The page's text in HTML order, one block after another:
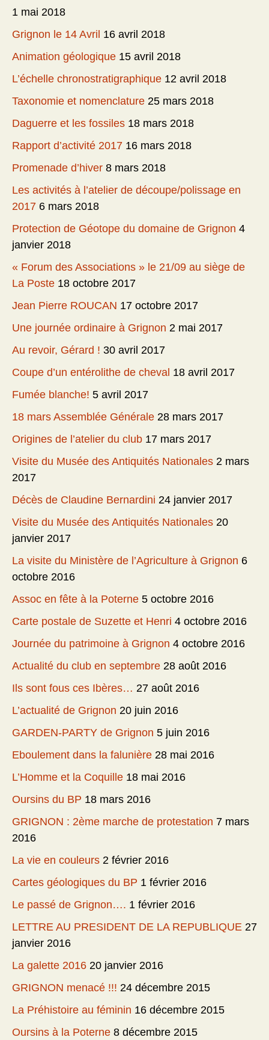
1 mai 2018
Grignon le 14 Avril 16 avril 2018
Animation géologique 15 avril 2018
L’échelle chronostratigraphique 12 avril 2018
Taxonomie et nomenclature 25 mars 2018
Daguerre et les fossiles 18 mars 2018
Rapport d’activité 2017 16 mars 2018
Promenade d’hiver 8 mars 2018
Les activités à l’atelier de découpe/polissage en
2017 6 mars 2018
Protection de Géotope du domaine de Grignon 4
janvier 2018
« Forum des Associations » le 21/09 au siège de
La Poste 18 octobre 2017
Jean Pierre ROUCAN 17 octobre 2017
Une journée ordinaire à Grignon 2 mai 2017
Au revoir, Gérard ! 30 avril 2017
Coupe d’un entérolithe de cheval 18 avril 2017
Fumée blanche! 5 avril 2017
18 mars Assemblée Générale 28 mars 2017
Origines de l’atelier du club 17 mars 2017
Visite du Musée des Antiquités Nationales 2 mars
2017
Décès de Claudine Bernardini 24 janvier 2017
Visite du Musée des Antiquités Nationales 20
janvier 2017
La visite du Ministère de l’Agriculture à Grignon 6
octobre 2016
Assoc en fête à la Poterne 5 octobre 2016
Carte postale de Suzette et Henri 4 octobre 2016
Journée du patrimoine à Grignon 4 octobre 2016
Actualité du club en septembre 28 août 2016
Ils sont fous ces Ibères… 27 août 2016
L’actualité de Grignon 20 juin 2016
GARDEN-PARTY de Grignon 5 juin 2016
Eboulement dans la falunière 28 mai 2016
L’Homme et la Coquille 18 mai 2016
Oursins du BP 18 mars 2016
GRIGNON : 2ème marche de protestation 7 mars
2016
La vie en couleurs 2 février 2016
Cartes géologiques du BP 1 février 2016
Le passé de Grignon…. 1 février 2016
LETTRE AU PRESIDENT DE LA REPUBLIQUE 27
janvier 2016
La galette 2016 20 janvier 2016
GRIGNON menacé !!! 24 décembre 2015
La Préhistoire au féminin 16 décembre 2015
Oursins à la Poterne 8 décembre 2015